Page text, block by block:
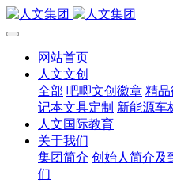
网站首页
人文文创
全部 吧唧文创徽章 精品
记本文具定制 新能源车
人文国际教育
关于我们
集团简介 创始人简介及
们